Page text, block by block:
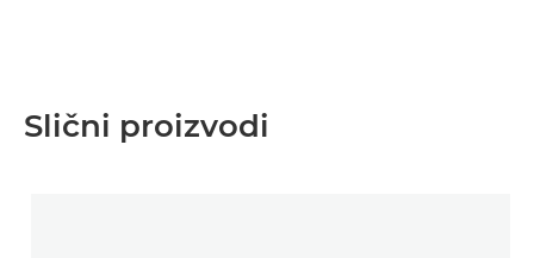
Slični proizvodi